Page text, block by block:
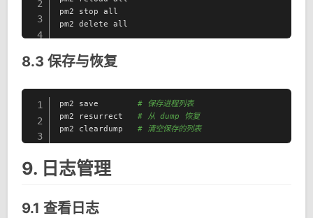
2
3
4
pm2 stop all
pm2 delete all
8.3 保存与恢复
1
2
3
pm2 save # 保存进程列表
pm2 resurrect # 从 dump 恢复
pm2 cleardump # 清空保存的列表
9. 日志管理
9.1 查看日志